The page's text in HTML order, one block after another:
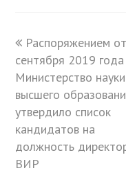
previous
post:
Распоряжением
сентября 2019 года
Министерство
высшего
утвердило список
кандидатов на
должность
ВИР